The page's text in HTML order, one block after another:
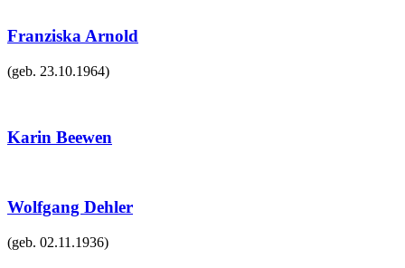
Franziska Arnold
(geb. 23.10.1964)
Karin Beewen
Wolfgang Dehler
(geb. 02.11.1936)